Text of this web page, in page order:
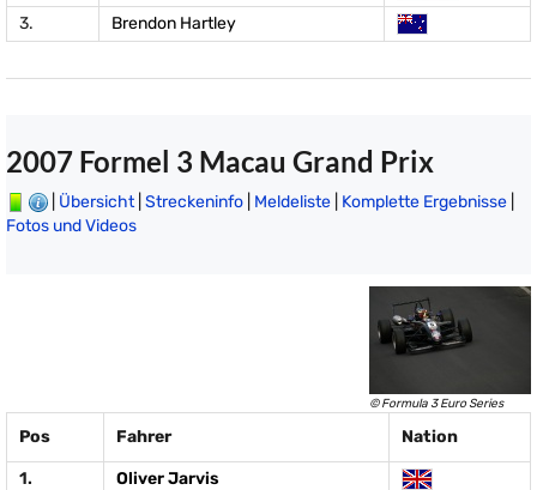
3.
Brendon Hartley
2007 Formel 3 Macau Grand Prix
Übersicht| Streckeninfo Meldeliste Komplette Ergebnisse
Fotos und Videos
© Formula 3 Euro Series
Pos Fahrer Nation
1. Oliver Jarvis